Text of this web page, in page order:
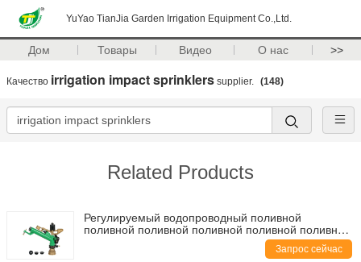
YuYao TianJia Garden Irrigation Equipment Co.,Ltd.
Дом Товары Видео О нас >>
Качество irrigation impact sprinklers supplier. (148)
Related Products
Регулируемый водопроводный поливной
поливной поливной поливной поливной поливной
поливной поливной поливной поливной поливной
поливной поливной поливной поливной поливной
Запрос сейчас